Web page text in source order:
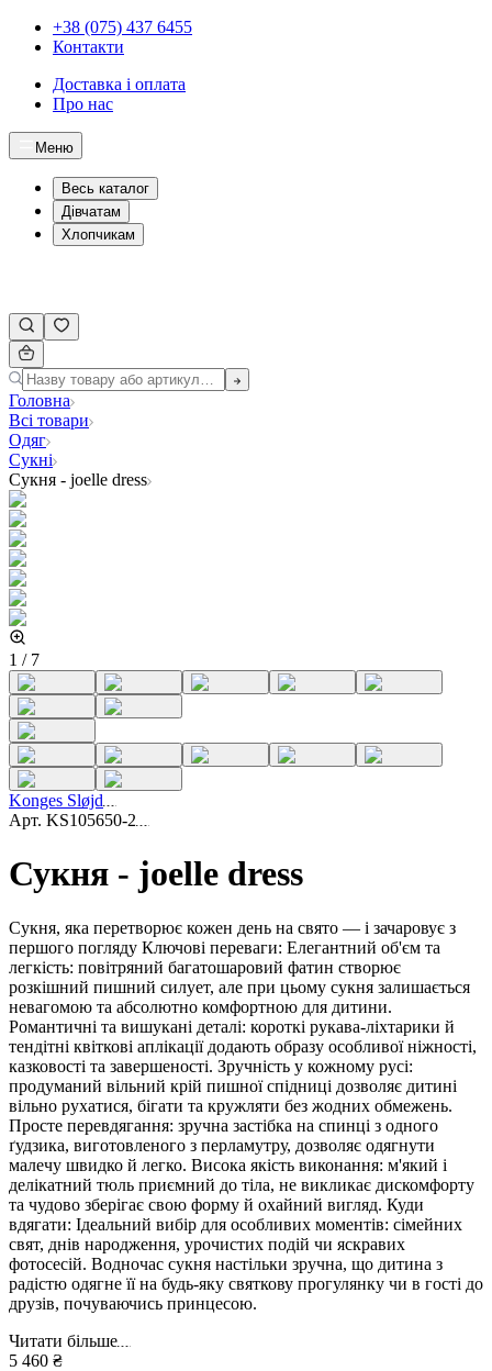
+38 (075) 437 6455
Контакти
Доставка і оплата
Про нас
Меню
Весь каталог
Дівчатам
Хлопчикам
Головна
Всі товари
Одяг
Сукні
Сукня - joelle dress
1 / 7
Konges Sløjd
Арт. KS105650-2
Сукня - joelle dress
Сукня, яка перетворює кожен день на свято — і зачаровує з
першого погляду Ключові переваги: Елегантний об'єм та
легкість: повітряний багатошаровий фатин створює
розкішний пишний силует, але при цьому сукня залишається
невагомою та абсолютно комфортною для дитини.
Романтичні та вишукані деталі: короткі рукава-ліхтарики й
тендітні квіткові аплікації додають образу особливої ніжності,
казковості та завершеності. Зручність у кожному русі:
продуманий вільний крій пишної спідниці дозволяє дитині
вільно рухатися, бігати та кружляти без жодних обмежень.
Просте перевдягання: зручна застібка на спинці з одного
ґудзика, виготовленого з перламутру, дозволяє одягнути
малечу швидко й легко. Висока якість виконання: м'який і
делікатний тюль приємний до тіла, не викликає дискомфорту
та чудово зберігає свою форму й охайний вигляд. Куди
вдягати: Ідеальний вибір для особливих моментів: сімейних
свят, днів народження, урочистих подій чи яскравих
фотосесій. Водночас сукня настільки зручна, що дитина з
радістю одягне її на будь-яку святкову прогулянку чи в гості до
друзів, почуваючись принцесою.
Читати більше
5 460 ₴